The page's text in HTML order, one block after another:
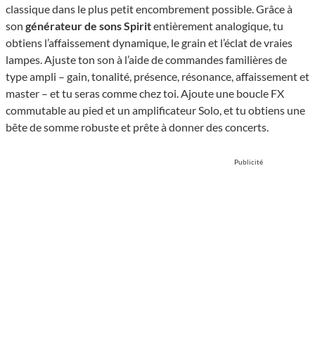
classique dans le plus petit encombrement possible. Grâce à
son générateur de sons Spiritentièrement analogique, tu
obtiens l’affaissement dynamique, le grain et l’éclat de vraies
lampes. Ajuste ton son à l’aide de commandes familières de
type ampli – gain, tonalité, présence, résonance, affaissement et
master – et tu seras comme chez toi. Ajoute une boucle FX
commutable au pied et un amplificateur Solo, et tu obtiens une
bête de somme robuste et prête à donner des concerts.
Publicité